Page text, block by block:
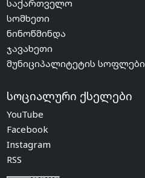
საქართველო
სომხეთი
ნინოწმინდა
ჯავახეთი
მუნიციპალიტეტის სოფლები
სოციალური ქსელები
YouTube
Facebook
Instagram
RSS